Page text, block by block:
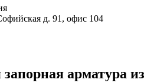
д. 91, офис 104
арматура из